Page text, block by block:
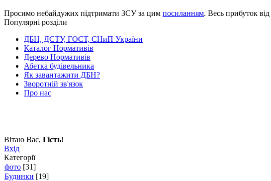
Просимо небайдужих підтримати ЗСУ за цим посиланням. Весь прибуток
Популярні розділи
ДБН, ДСТУ, ГОСТ, СНиП України
Каталог Нормативів
Дерево Нормативів
Абетка будівельника
Як завантажити ДБН?
Зворотній зв'язок
Про нас
Вітаю Вас, Гість!
Вхід
Категорії
фото [31]
Будинки [19]